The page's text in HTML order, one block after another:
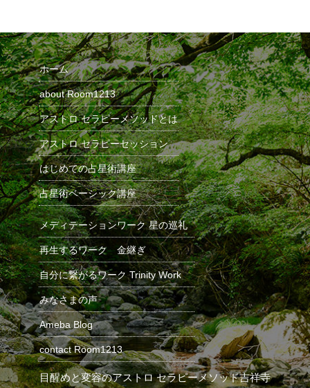
ホーム
about Room1213
アストロ セラピーメソッドとは
アストロ セラピーセッション
はじめての占星術講座
占星術ベーシック講座
メディテーションワーク 星の巡礼
再生するワーク 金継ぎ
自分に繋がるワーク Trinity Work
みなさまの声
Ameba Blog
contact Room1213
目醒めと変容のアストロ セラピーメソッド吉祥寺